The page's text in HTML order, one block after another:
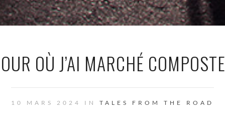
OÙ J’AI MARCHÉ
10 MARS 2024 IN TALES FROM THE ROAD